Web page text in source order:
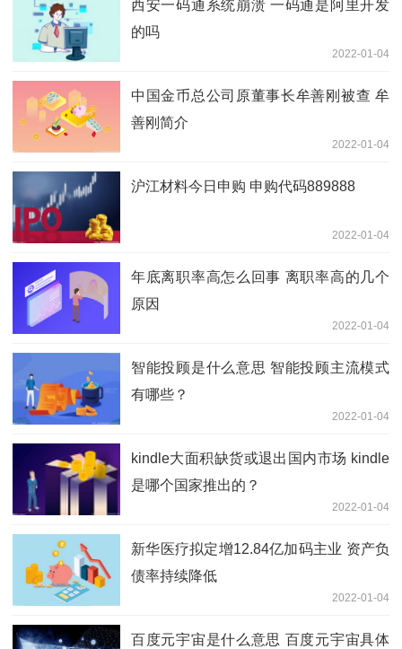
西安一码通系统崩溃 一码通是阿里开发
的吗
2022-01-04
中国金币总公司原董事长牟善刚被查 牟
善刚简介
2022-01-04
沪江材料今日申购 申购代码889888
2022-01-04
年底离职率高怎么回事 离职率高的几个
原因
2022-01-04
智能投顾是什么意思 智能投顾主流模式
有哪些？
2022-01-04
kindle大面积缺货或退出国内市场 kindle
是哪个国家推出的？
2022-01-04
新华医疗拟定增12.84亿加码主业 资产负
债率持续降低
2022-01-04
百度元宇宙是什么意思 百度元宇宙具体